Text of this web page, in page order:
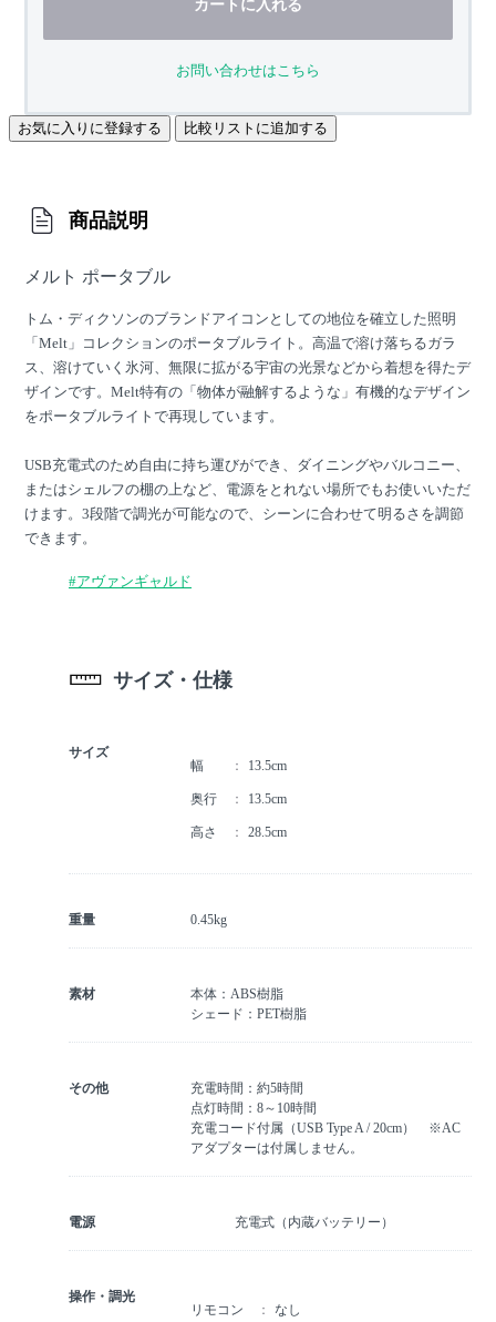
カートに入れる
お問い合わせはこちら
お気に入りに登録する 比較リストに追加する
商品説明
メルト ポータブル
トム・ディクソンのブランドアイコンとしての地位を確立した照明
「Melt」コレクションのポータブルライト。高温で溶け落ちるガラ
ス、溶けていく氷河、無限に拡がる宇宙の光景などから着想を得たデ
ザインです。Melt特有の「物体が融解するような」有機的なデザイン
をポータブルライトで再現しています。
USB充電式のため自由に持ち運びができ、ダイニングやバルコニー、
またはシェルフの棚の上など、電源をとれない場所でもお使いいただ
けます。3段階で調光が可能なので、シーンに合わせて明るさを調節
できます。
#アヴァンギャルド
サイズ・仕様
サイズ
幅
13.5cm
奥行 13.5cm
高さ 28.5cm
重量 0.45kg
素材
本体：ABS樹脂
シェード：PET樹脂
その他
充電時間：約5時間
点灯時間：8～10時間
充電コード付属（USB Type A / 20cm） ※AC
アダプターは付属しません。
電源 充電式（内蔵バッテリー）
操作・調光
リモコン
なし